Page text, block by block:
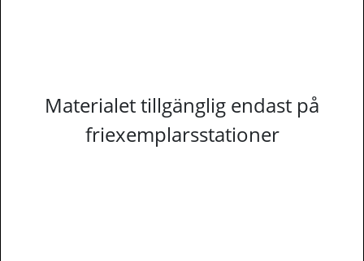
Materialet tillgänglig endast på
friexemplarsstationer